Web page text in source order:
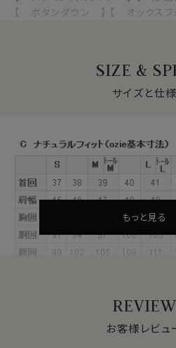
【 ボタンダウン 】 【 オックスフ
白無地のボタンダウンシャツ。
アメリカ産の超長綿＝スーピマ綿
繊維の長さが通常より長い綿（詳
28.6mm以上の原綿）を
超長綿と
その中の1種類がアメリカ南西部
す。
今回はこのスーピマ綿を使用し
ピンポイントオックスフォードを完
た。
SIZE &
サイズと仕様
もっと見る
REVIEW
お客様レビュ